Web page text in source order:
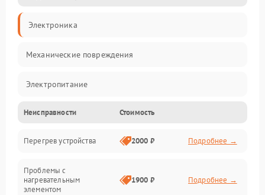
Электроника
Механические повреждения
Электропитание
Парообразование
Герметичность
Механика
Неисправности Стоимость
Перегрев устройства 2000 ₽ Подробнее →
Проблемы с
нагревательным
элементом
1900 ₽ Подробнее →